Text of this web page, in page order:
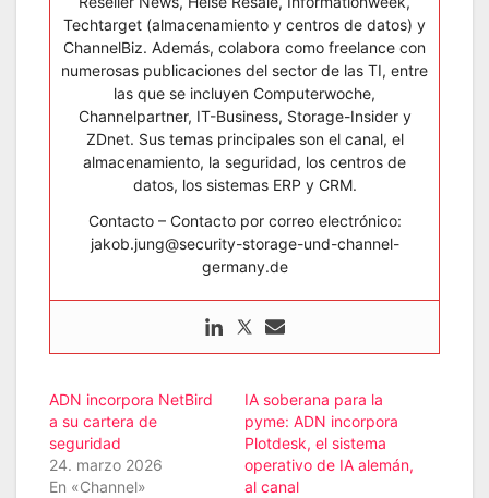
Techtarget (almacenamiento y centros de datos) y
ChannelBiz. Además, colabora como freelance con
numerosas publicaciones del sector de las TI, entre
las que se incluyen Computerwoche,
Channelpartner, IT-Business, Storage-Insider y
ZDnet. Sus temas principales son el canal, el
almacenamiento, la seguridad, los centros de
datos, los sistemas ERP y CRM.
Contacto – Contacto por correo electrónico:
jakob.jung@security-storage-und-channel-
germany.de
ADN incorpora NetBird
a su cartera de
seguridad
24. marzo 2026
En «Channel»
IA soberana para la
pyme: ADN incorpora
Plotdesk, el sistema
operativo de IA alemán,
al canal